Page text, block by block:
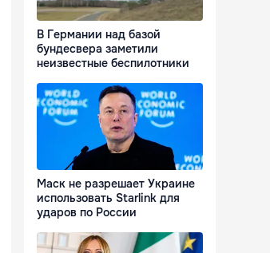
В Германии над базой
бундесвера заметили
неизвестные беспилотники
Маск не разрешает Украине
использовать Starlink для
ударов по России